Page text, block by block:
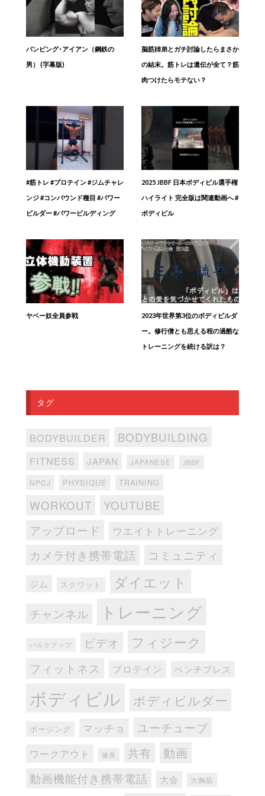
パンピング･アイアン（鋼鉄の
男） (字幕版)
脳筋姉弟とガチ討論したらまさか
の結末。筋トレは遺伝が全て？筋
肉つけたらモテない？
#筋トレ #プロテイン #ジムチャレ
ンジ #コンパウンド種目 #パワー
ビルダー #パワービルディング
2025 JBBF 日本ボディビル選手権
ハイライト 完全版は関連動画へ #
ボディビル
ヤベー奴全員参戦
2023年世界第3位のボディビルダ
ー。修行僧とも思える程の過酷な
トレーニングを続ける訳は？
タグ
BODYBUILDER BODYBUILDING
FITNESS JAPAN JAPANESE JBBF
NPCJ PHYSIQUE TRAINING
WORKOUT
YOUTUBE
アップロード
ウエイトトレーニング
カメラ付き携帯電話 コミュニティ
ジム スクワット ダイエット
チャンネル トレーニング
バルクアップ ビデオ フィジーク
フィットネス プロテイン ベンチプレス
ボディビル ボディビルダー
ポージング マッチョ ユーチューブ
ワークアウト 健美 共有 動画
動画機能付き携帯電話 大会 大胸筋